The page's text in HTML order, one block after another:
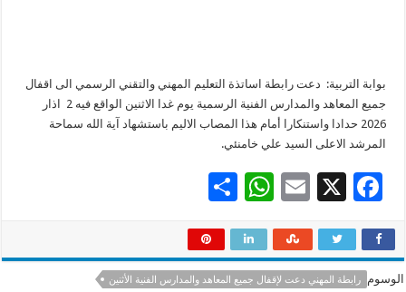
بوابة التربية: دعت رابطة اساتذة التعليم المهني والتقني الرسمي الى اقفال
جميع المعاهد والمدارس الفنية الرسمية يوم غدا الاثنين الواقع فيه 2 اذار
2026 حدادا واستنكارا أمام هذا المصاب الاليم باستشهاد آية الله سماحة
المرشد الاعلى السيد علي خامنئي.
F
e
b
X
E
ai
l
W
at
sA
ar
e
الوسوم رابطة المهني دعت لإقفال جميع المعاهد والمدارس الفنية الأثنين